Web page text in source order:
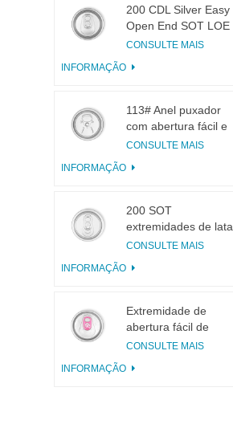
200 CDL Silver Easy
Open End SOT LOE
Epóxi
CONSULTE MAIS
INFORMAÇÃO
113# Anel puxador
com abertura fácil e
pequena abertura
CONSULTE MAIS
INFORMAÇÃO
200 SOT
extremidades de lata
de alumínio de 3
de alimentos e
CONSULTE MAIS
INFORMAÇÃO
Extremidade de
abertura fácil de
alumínio incisa com
CONSULTE MAIS
INFORMAÇÃO